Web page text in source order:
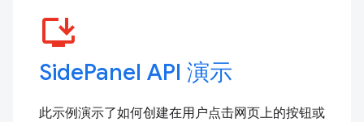
install_desktop
SidePanel API 演示
此示例演示了如何创建在用户点击网页上的按钮或